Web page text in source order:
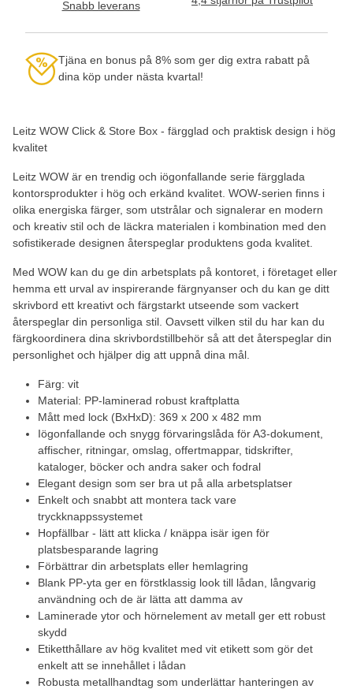
Leitz WOW Click & Store Box - färgglad och praktisk design i hög
kvalitet
Leitz WOW är en trendig och iögonfallande serie färgglada
kontorsprodukter i hög och erkänd kvalitet. WOW-serien finns i
olika energiska färger, som utstrålar och signalerar en modern
och kreativ stil och de läckra materialen i kombination med den
sofistikerade designen återspeglar produktens goda kvalitet.
Med WOW kan du ge din arbetsplats på kontoret, i företaget eller
hemma ett urval av inspirerande färgnyanser och du kan ge ditt
skrivbord ett kreativt och färgstarkt utseende som vackert
återspeglar din personliga stil. Oavsett vilken stil du har kan du
färgkoordinera dina skrivbordstillbehör så att det återspeglar din
personlighet och hjälper dig att uppnå dina mål.
Färg: vit
Material: PP-laminerad robust kraftplatta
Mått med lock (BxHxD): 369 x 200 x 482 mm
Iögonfallande och snygg förvaringslåda för A3-dokument,
affischer, ritningar, omslag, offertmappar, tidskrifter,
kataloger, böcker och andra saker och fodral
Elegant design som ser bra ut på alla arbetsplatser
Enkelt och snabbt att montera tack vare
tryckknappssystemet
Hopfällbar - lätt att klicka / knäppa isär igen för
platsbesparande lagring
Förbättrar din arbetsplats eller hemlagring
Blank PP-yta ger en förstklassig look till lådan, långvarig
användning och de är lätta att damma av
Laminerade ytor och hörnelement av metall ger ett robust
skydd
Etiketthållare av hög kvalitet med vit etikett som gör det
enkelt att se innehållet i lådan
Robusta metallhandtag som underlättar hanteringen av
Snabb leverans
Tjäna en bonus på 8% som ger dig extra rabatt på
dina köp under nästa kvartal!